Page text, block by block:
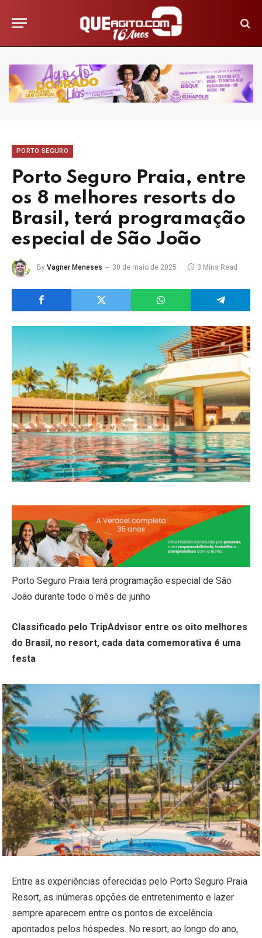
PORTO SEGURO
Porto Seguro Praia, entre
os 8 melhores resorts do
Brasil, terá programação
especial de São João
By Vagner Meneses 30 de maio de 2025 3 Mins Read
Porto Seguro Praia terá programação especial de São
João durante todo o mês de junho
Classificado pelo TripAdvisor entre os oito melhores
do Brasil, no resort, cada data comemorativa é uma
festa
Entre as experiências oferecidas pelo Porto Seguro Praia
Resort, as inúmeras opções de entretenimento e lazer
sempre aparecem entre os pontos de excelência
apontados pelos hóspedes. No resort, ao longo do ano,